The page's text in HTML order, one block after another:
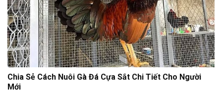
Chia Sẻ Cách Nuôi Gà Đá Cựa Sắt Chi Tiết Cho Người
Mới